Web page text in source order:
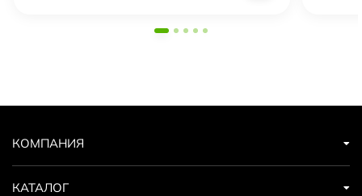
КОМПАНИЯ
КАТАЛОГ